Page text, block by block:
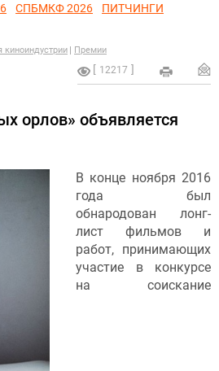
СПБМКФ 2026
ПИТЧИНГИ
киноиндустрии Премии
12217
орлов» объявляется
В конце ноября 2016
года был
обнародован лонг-
лист фильмов и
работ, принимающих
участие в конкурсе
на соискание